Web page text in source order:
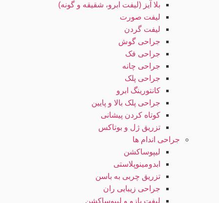
بلا آیز (لیفت ابرو، شقیقه و گونه)
لیفت صورت
لیفت گردن
جراحی گوش
جراحی فک
جراحی چانه
جراحی پلک
کانتورینگ ابرو
جراحی پلک بالا و پایین
کوتاه کردن پیشانی
تزریق ژل و بوتاکس
جراحی اندام ها
لیپوساکشن
ابدومینوپلاستی
تزریق چربی به باسن
جراحی زیبایی ران
لیفت بازو و لیپوساکشن